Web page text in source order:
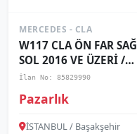
MERCEDES - CLA
W117 CLA ÖN FAR SAĞ
SOL 2016 VE ÜZERİ /
KAMPANYA
İlan No: 85829990
Pazarlık
İSTANBUL / Başakşehir